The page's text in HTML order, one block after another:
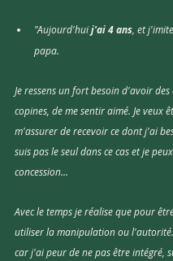
"Aujourd'hui j'ai 4 ans, et
papa.
Je ressens un fort besoin d'avoir des
copines, de me sentir aimé. Je veux
m'assurer de recevoir ce dont j'ai
suis pas le seul dans ce cas et je
concession...
Avec le temps je réalise que pour
utiliser la manipulation ou l'autorité.
car j'ai peur de ne pas être intégré,